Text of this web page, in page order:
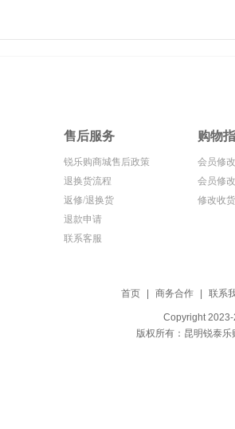
售后服务
锐乐购商城售后政策
退换货流程
返修/退换货
退款申请
联系客服
购物
会员修
会员修
修改收
首页| 商务合作| 联系
Copyright
版权所有： 昆明锐泰乐